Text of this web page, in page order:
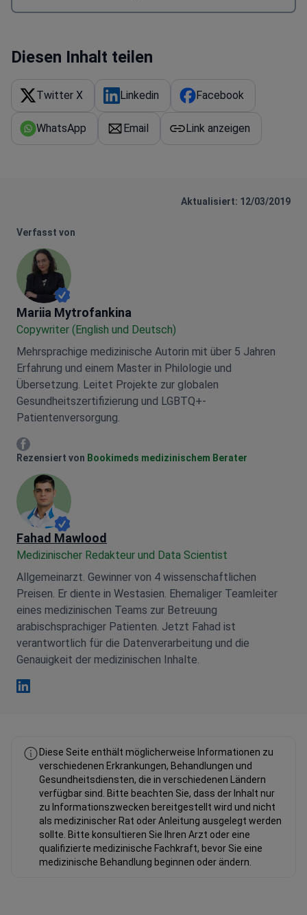
Diesen Inhalt teilen
Twitter X Linkedin Facebook
WhatsApp Email Link anzeigen
Aktualisiert: 12/03/2019
Verfasst von
Mariia Mytrofankina
Mariia Mytrofankina
Copywriter (English und Deutsch)
Mehrsprachige medizinische Autorin mit über 5 Jahren
Erfahrung und einem Master in Philologie und
Übersetzung. Leitet Projekte zur globalen
Gesundheitszertifizierung und LGBTQ+-
Patientenversorgung.
Mariia Mytrofankina Facebook
Rezensiert von Bookimeds medizinischem Berater
Fahad Mawlood
Medizinischer Redakteur und Data Scientist
Allgemeinarzt. Gewinner von 4 wissenschaftlichen
Preisen. Er diente in Westasien. Ehemaliger Teamleiter
eines medizinischen Teams zur Betreuung
arabischsprachiger Patienten. Jetzt Fahad ist
verantwortlich für die Datenverarbeitung und die
Genauigkeit der medizinischen Inhalte.
Diese Seite enthält möglicherweise Informationen zu
verschiedenen Erkrankungen, Behandlungen und
Gesundheitsdiensten, die in verschiedenen Ländern
verfügbar sind. Bitte beachten Sie, dass der Inhalt nur
zu Informationszwecken bereitgestellt wird und nicht
als medizinischer Rat oder Anleitung ausgelegt werden
sollte. Bitte konsultieren Sie Ihren Arzt oder eine
qualifizierte medizinische Fachkraft, bevor Sie eine
medizinische Behandlung beginnen oder ändern.